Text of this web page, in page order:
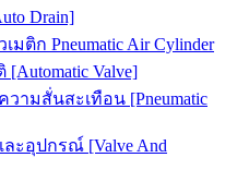
Drain]
มติก Pneumatic Air Cylinder
Valve]
ามสั่นสะเทือน [Pneumatic
ะอุปกรณ์ [Valve And